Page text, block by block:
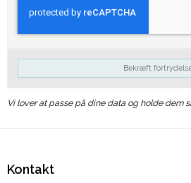
Bekræft
Vi lover at passe på dine data og holde dem
Kontakt